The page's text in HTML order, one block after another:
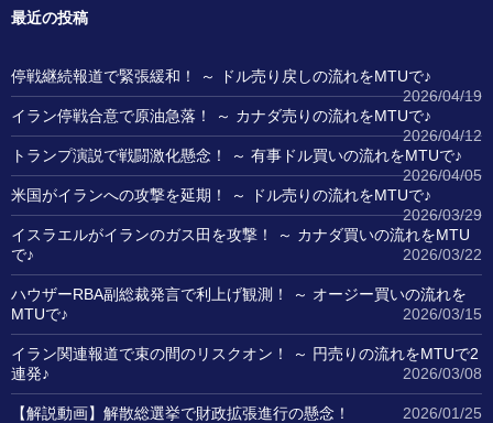
最近の投稿
停戦継続報道で緊張緩和！ ～ ドル売り戻しの流れをMTUで♪
2026/04/19
イラン停戦合意で原油急落！ ～ カナダ売りの流れをMTUで♪
2026/04/12
トランプ演説で戦闘激化懸念！ ～ 有事ドル買いの流れをMTUで♪
2026/04/05
米国がイランへの攻撃を延期！ ～ ドル売りの流れをMTUで♪
2026/03/29
イスラエルがイランのガス田を攻撃！ ～ カナダ買いの流れをMTU
で♪
2026/03/22
ハウザーRBA副総裁発言で利上げ観測！ ～ オージー買いの流れを
MTUで♪
2026/03/15
イラン関連報道で束の間のリスクオン！ ～ 円売りの流れをMTUで2
連発♪
2026/03/08
【解説動画】解散総選挙で財政拡張進行の懸念！ 2026/01/25